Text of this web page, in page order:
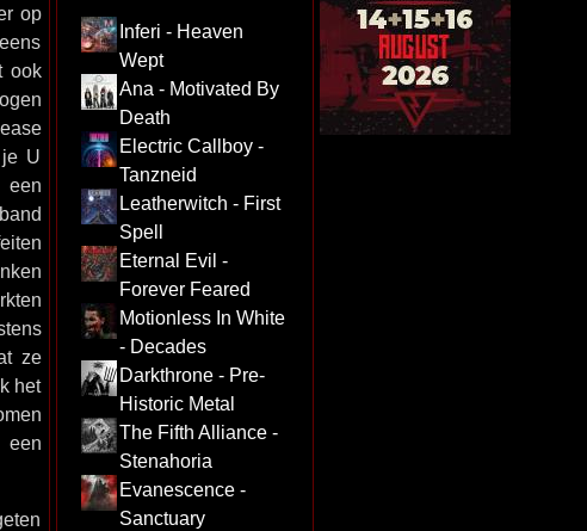
op
ook
U
een
ze
het
een
Inferi - Heaven
Wept
Ana - Motivated By
Death
Electric Callboy -
Tanzneid
Leatherwitch - First
Spell
Eternal Evil -
Forever Feared
Motionless In White
- Decades
Darkthrone - Pre-
Historic Metal
The Fifth Alliance -
Stenahoria
Evanescence -
Sanctuary